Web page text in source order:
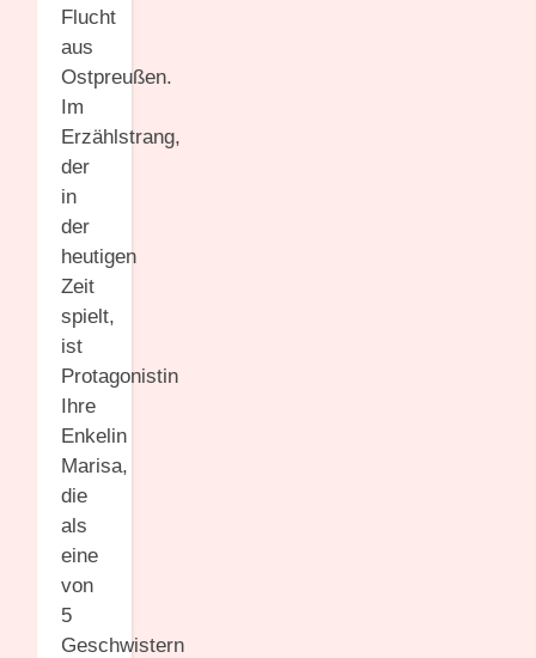
Flucht
aus
Ostpreußen.
Im
Erzählstrang,
der
in
der
heutigen
Zeit
spielt,
ist
Protagonistin
Ihre
Enkelin
Marisa,
die
als
eine
von
5
Geschwistern